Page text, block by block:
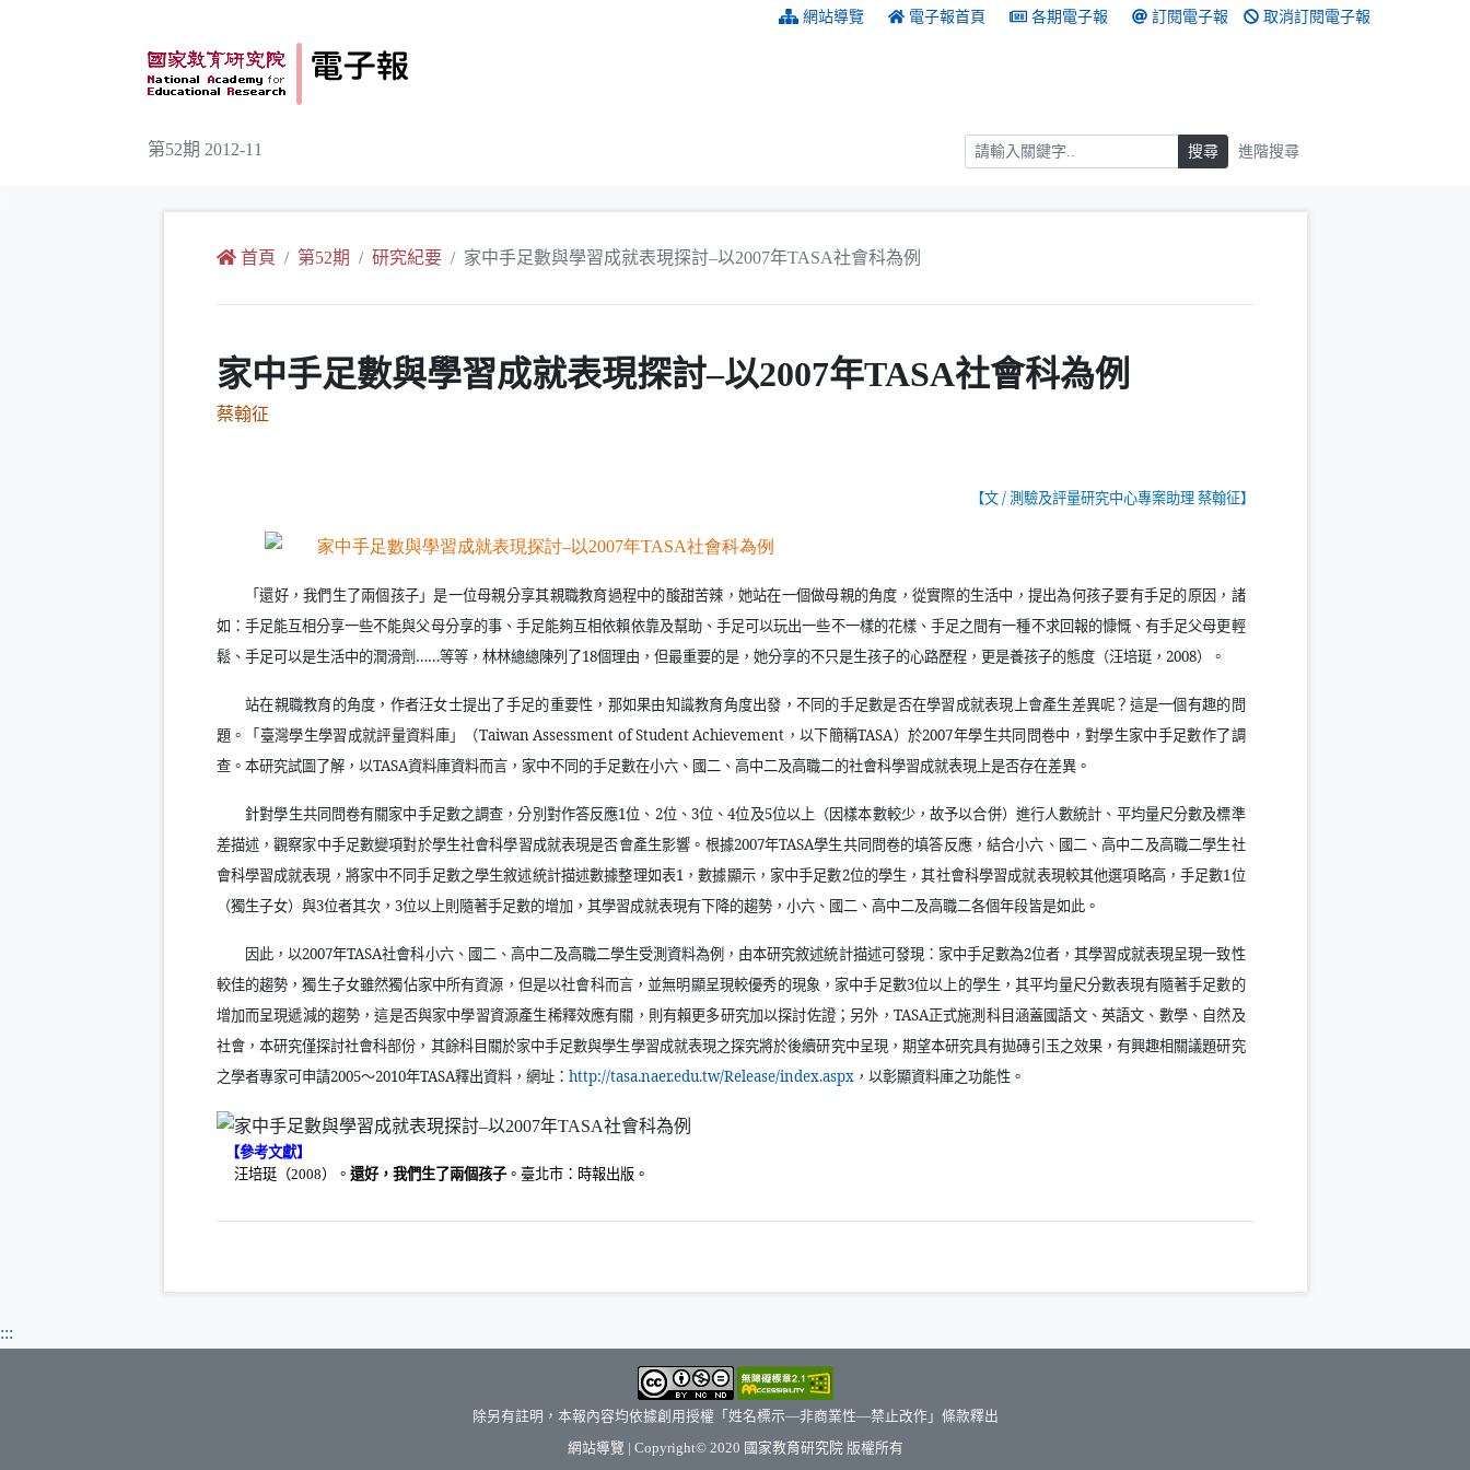
網站導覽 電子報首頁 各期電子報 訂閱電子報 取消訂閱電子報
第52期 2012-11 搜尋 搜尋 進階搜尋
首頁 第52期 研究紀要 家中手足數與學習成就表現探討–以2007年TASA社會科為例
家中手足數與學習成就表現探討–以2007年TASA社會科為例
蔡翰征
【文/測驗及評量研究中心專案助理 蔡翰征】
「還好，我們生了兩個孩子」是一位母親分享其親職教育過程中的酸甜苦辣，她站在一個做母親的角度，從實際的生活中，提出為何孩子要有手足的原因，諸
如：手足能互相分享一些不能與父母分享的事、手足能夠互相依賴依靠及幫助、手足可以玩出一些不一樣的花樣、手足之間有一種不求回報的慷慨、有手足父母更輕
鬆、手足可以是生活中的潤滑劑……等等，林林總總陳列了18個理由，但最重要的是，她分享的不只是生孩子的心路歷程，更是養孩子的態度（汪培珽， 2008）。
站在親職教育的角度，作者汪女士提出了手足的重要性，那如果由知識教育角度出發，不同的手足數是否在學習成就表現上會產生差異呢？這是一個有趣的問
題。「臺灣學生學習成就評量資料庫」（Taiwan Assessment of Student Achievement ，以下簡稱TASA）於2007年學生共同問卷中，對學生家中手足數作了調
查。本研究試圖了解，以TASA資料庫資料而言，家中不同的手足數在小六、國二、高中二及高職二的社會科學習成就表現上是否存在差異。
針對學生共同問卷有關家中手足數之調查，分別對作答反應1位、 2位、 3位、4位及5位以上（因樣本數較少，故予以合併）進行人數統計、平均量尺分數及標準
差描述，觀察家中手足數變項對於學生社會科學習成就表現是否會產生影響。根據2007年TASA學生共同問卷的填答反應，結合小六、國二、高中二及高職二學生社
會科學習成就表現，將家中不同手足數之學生敘述統計描述數據整理如表1，數據顯示，家中手足數2位的學生，其社會科學習成就表現較其他選項略高，手足數1位
（獨生子女）與3位者其次， 3位以上則隨著手足數的增加，其學習成就表現有下降的趨勢，小六、國二、高中二及高職二各個年段皆是如此。
因此，以2007年TASA社會科小六、國二、高中二及高職二學生受測資料為例，由本研究敘述統計描述可發現：家中手足數為2位者，其學習成就表現呈現一致性
較佳的趨勢，獨生子女雖然獨佔家中所有資源，但是以社會科而言，並無明顯呈現較優秀的現象，家中手足數3位以上的學生，其平均量尺分數表現有隨著手足數的
增加而呈現遞減的趨勢，這是否與家中學習資源產生稀釋效應有關，則有賴更多研究加以探討佐證；另外， TASA正式施測科目涵蓋國語文、英語文、數學、自然及
社會，本研究僅探討社會科部份，其餘科目關於家中手足數與學生學習成就表現之探究將於後續研究中呈現，期望本研究具有拋磚引玉之效果，有興趣相關議題研究
之學者專家可申請2005～2010年TASA釋出資料，網址： http://tasa.naer.edu.tw/Release/index.aspx （另開新視窗）
，以彰顯資料庫之功能性。
【參考文獻】
汪培珽（2008）。 還好，我們生了兩個孩子。臺北市：時報出版。
:::
除另有註明，本報內容均依據創用授權「姓名標示—非商業性—禁止改作」條款釋出
網站導覽 | Copyright© 2020 國家教育研究院（另開新視窗）
版權所有